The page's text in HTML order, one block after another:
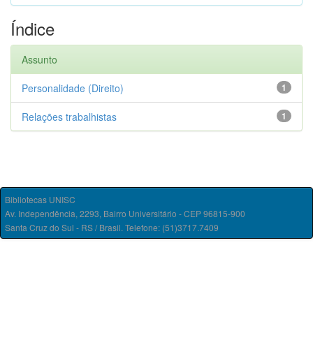
Índice
Assunto
1
Personalidade (Direito)
1
Relações trabalhistas
Bibliotecas UNISC
Av. Independência, 2293, Bairro Universitário - CEP 96815-900
Santa Cruz do Sul - RS / Brasil. Telefone: (51)3717.7409